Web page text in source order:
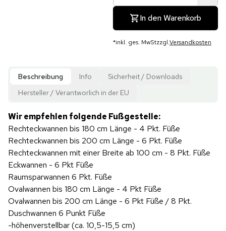
In den Warenkorb
*inkl. ges. MwStzzgl.Versandkosten
Beschreibung Info
Sicherheit / Downloads
Hersteller / Verantworlich in der EU
Wir empfehlen folgende Fußgestelle:
Rechteckwannen bis 180 cm Länge - 4 Pkt. Füße
Rechteckwannen bis 200 cm Länge - 6 Pkt. Füße
Rechteckwannen mit einer Breite ab 100 cm - 8 Pkt. Füße
Eckwannen - 6 Pkt Füße
Raumsparwannen 6 Pkt. Füße
Ovalwannen bis 180 cm Länge - 4 Pkt Füße
Ovalwannen bis 200 cm Länge - 6 Pkt Füße / 8 Pkt.
Duschwannen 6 Punkt Füße
-höhenverstellbar (ca. 10,5-15,5 cm)